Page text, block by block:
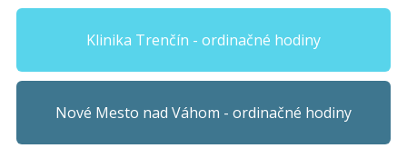
Klinika Trenčín - ordinačné hodiny
Nové Mesto nad Váhom - ordinačné hodiny